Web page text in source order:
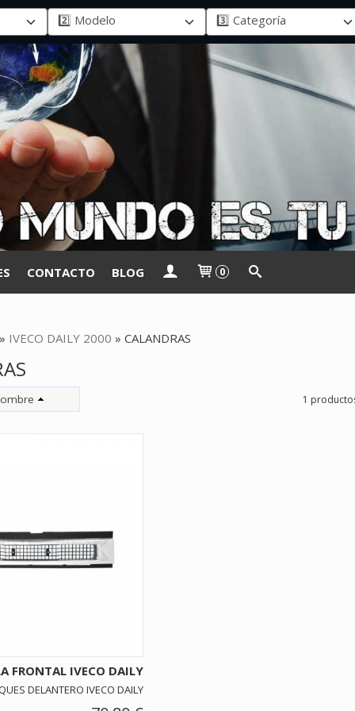
CONTACTO BLOG 0
IVECO DAILY 2000 » CALANDRAS
1
FRONTAL IVECO DAILY
DELANTERO IVECO DAILY